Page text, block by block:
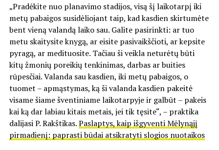
„Pradėkite nuo planavimo stadijos, visą šį laikotarpį iki
metų pabaigos susidėliojant taip, kad kasdien skirtumėte
bent vieną valandą laiko sau. Galite pasirinkti: ar tuo
metu skaitysite knygą, ar eisite pasivaikščioti, ar kepsite
pyragą, ar medituosite. Tačiau ši veikla neturėtų būti
kitų žmonių poreikių tenkinimas, darbas ar buities
rūpesčiai. Valanda sau kasdien, iki metų pabaigos, o
tuomet – apmąstymas, ką ši valanda kasdien pakeitė
visame šiame šventiniame laikotarpyje ir galbūt – pakeis
kai ką dar labiau kitais metais, jei tik tęsite“, – praktika
dalijasi P. Rakštikas.Paslaptys, kaip išgyventi Mėlynąjį
pirmadienį: paprasti būdai atsikratyti slogios nuotaikos